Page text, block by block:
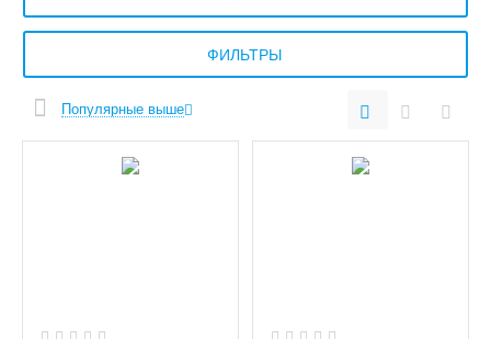
ФИЛЬТРЫ
Популярные выше